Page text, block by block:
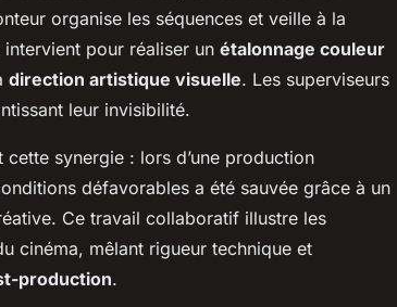
organise les séquences et veille à la
pour réaliser un étalonnage couleur
direction artistique visuelle. Les superviseurs
leur invisibilité.
synergie : lors d’une production
défavorables a été sauvée grâce à un
Ce travail collaboratif illustre les
cinéma, mêlant rigueur technique et
production.